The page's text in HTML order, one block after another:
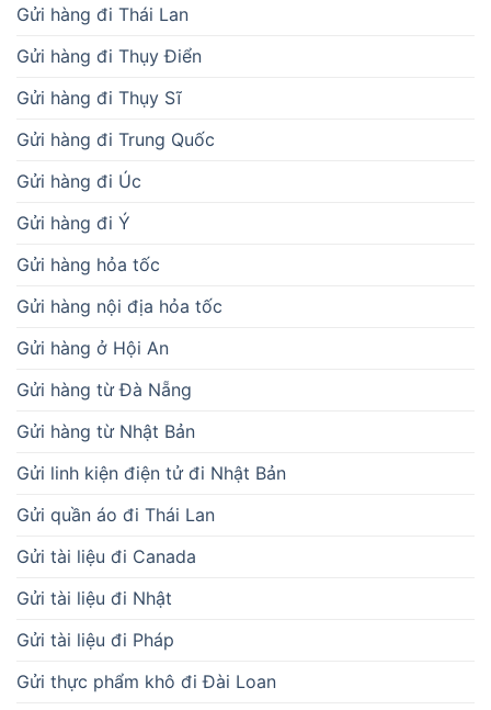
Gửi hàng đi Ý
Gửi hàng hỏa tốc
Gửi hàng nội địa hỏa tốc
Gửi hàng ở Hội An
Gửi hàng từ Đà Nẵng
Gửi hàng từ Nhật Bản
Gửi linh kiện điện tử đi Nhật Bản
Gửi quần áo đi Thái Lan
Gửi tài liệu đi Canada
Gửi tài liệu đi Nhật
Gửi tài liệu đi Pháp
Gửi thực phẩm khô đi Đài Loan
Gửi trà đi Nhật Bản
Hút chân không
Khai báo hải quan
Kiến thức chuyên ngành
Kiến thức xuất nhập khẩu